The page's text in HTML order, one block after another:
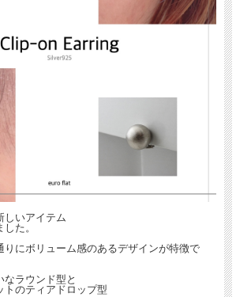
しいアイテム
た。
りにボリューム感のあるデザインが特徴で
なラウンド型と
トのティアドロップ型